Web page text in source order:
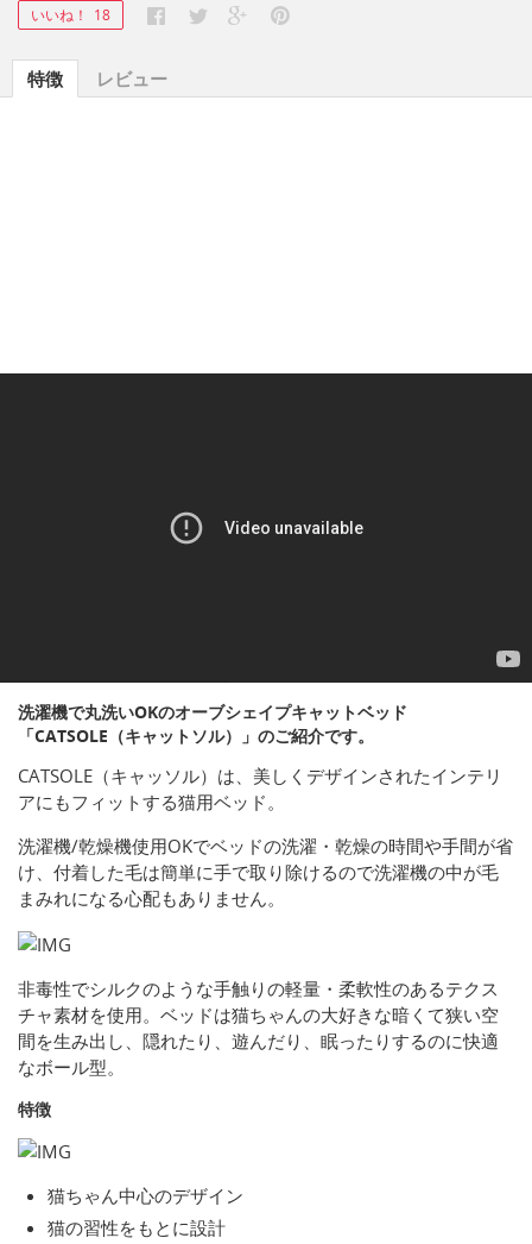
いいね！ 18
特徴 レビュー
洗濯機で丸洗いOKのオーブシェイプキャットベッド
「CATSOLE（キャットソル）」のご紹介です。
CATSOLE（キャッソル）は、美しくデザインされたインテリ
アにもフィットする猫用ベッド。
洗濯機/乾燥機使用OKでベッドの洗濯・乾燥の時間や手間が省
け、付着した毛は簡単に手で取り除けるので洗濯機の中が毛
まみれになる心配もありません。
非毒性でシルクのような手触りの軽量・柔軟性のあるテクス
チャ素材を使用。ベッドは猫ちゃんの大好きな暗くて狭い空
間を生み出し、隠れたり、遊んだり、眠ったりするのに快適
なボール型。
特徴
猫ちゃん中心のデザイン
猫の習性をもとに設計